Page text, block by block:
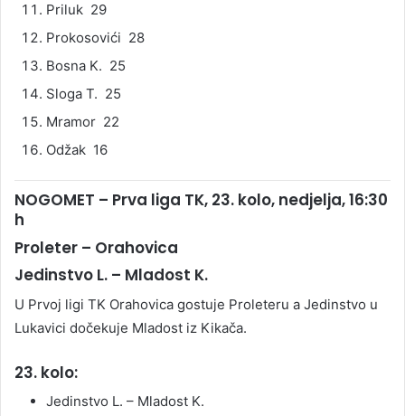
Priluk 29
Prokosovići 28
Bosna K. 25
Sloga T. 25
Mramor 22
Odžak 16
NOGOMET – Prva liga TK, 23. kolo, nedjelja, 16:30
h
Proleter – Orahovica
Jedinstvo L. – Mladost K.
U Prvoj ligi TK Orahovica gostuje Proleteru a Jedinstvo u
Lukavici dočekuje Mladost iz Kikača.
23. kolo:
Jedinstvo L. – Mladost K.